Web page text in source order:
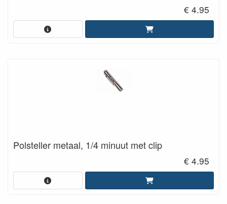
€ 4.95
Polsteller metaal, 1/4 minuut met clip
€ 4.95